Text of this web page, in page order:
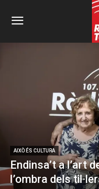
AIXÒ ÉS CULTURA
Endinsa’t a l’art
l’ombra dels